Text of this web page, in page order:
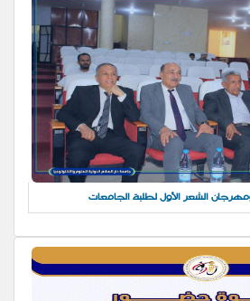
الشعر الأول لطلبة الجامعات